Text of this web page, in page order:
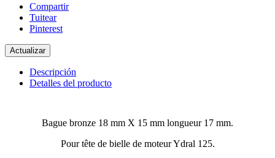
Compartir
Tuitear
Pinterest
Descripción
Detalles del producto
Bague bronze 18 mm X 15 mm longueur 17 mm.
Pour tête de bielle de moteur Ydral 125.